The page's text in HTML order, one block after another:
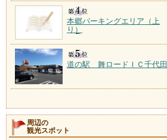
本郷パーキングエリア（上
り）
道の駅 舞ロードＩＣ千代田
周辺の
観光スポット